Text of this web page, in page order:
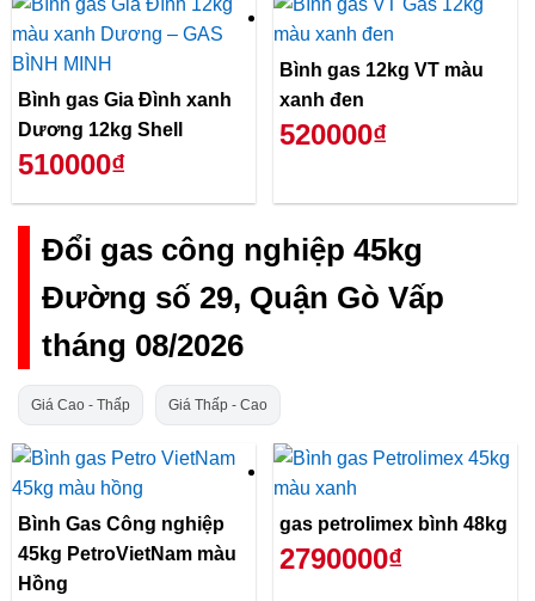
Bình gas Gia Đình xanh
Dương 12kg Shell
510000₫
Bình gas 12kg VT màu
xanh đen
520000₫
Đổi gas công nghiệp 45kg
Đường số 29, Quận Gò Vấp
tháng 08/2026
Giá Cao - Thấp Giá Thấp - Cao
Bình Gas Công nghiệp
45kg PetroVietNam màu
Hồng
gas petrolimex bình 48kg
2790000₫